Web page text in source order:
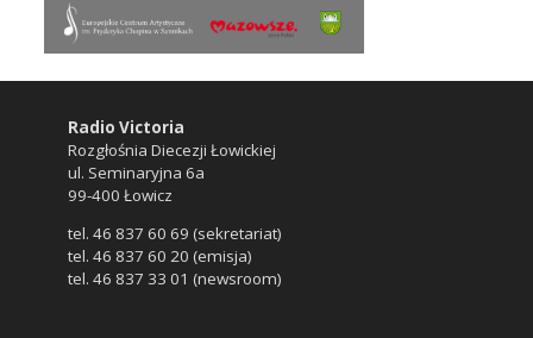
Radio Victoria
Rozgłośnia Diecezji Łowickiej
ul. Seminaryjna 6a
99-400 Łowicz
tel. 46 837 60 69 (sekretariat)
tel. 46 837 60 20 (emisja)
tel. 46 837 33 01 (newsroom)